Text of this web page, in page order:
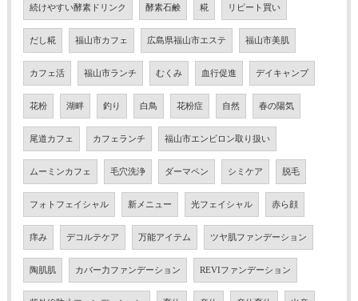
続けやすい酵素ドリンク 酵素石鹸 糀 リピート買い
だし糀 福山市カフェ 広島県福山市エステ 福山市美肌
カフェ活 福山市ランチ むくみ 血行促進 デイキャンプ
花粉 湖畔 釣り 白鳥 花粉症 自然 春の陽気
尾道カフェ カフェランチ 福山市エンビロン取り扱い
ムーミンカフェ 毛穴洗浄 ダーマペン シミケア 脱毛
フォトフェイシャル 新メニュー 光フェイシャル 赤ら顔
痒み デコルテケア 万能アイテム ツヤ肌ファンデーション
陶肌肌 カバー力ファンデーション REVIファンデーション